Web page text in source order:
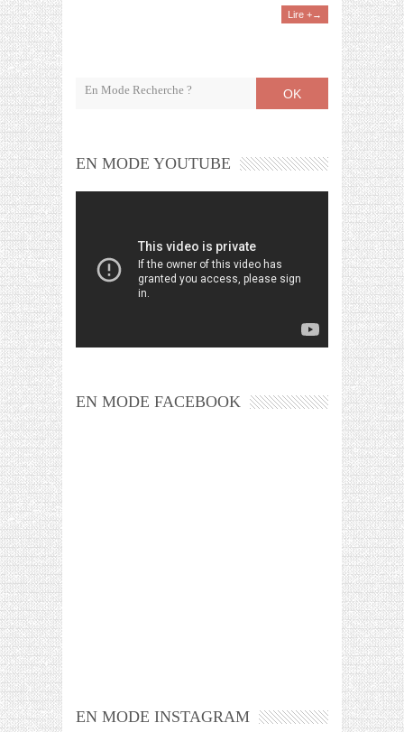
Lire +→
OK
EN MODE YOUTUBE
EN MODE FACEBOOK
EN MODE INSTAGRAM